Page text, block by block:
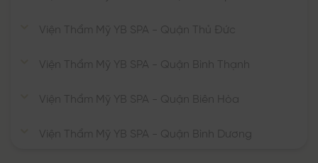
Viện Thẩm Mỹ YB SPA - Quận Thủ Đức
Viện Thẩm Mỹ YB SPA - Quận Bình Thạnh
Viện Thẩm Mỹ YB SPA - Quận Biên Hòa
Viện Thẩm Mỹ YB SPA - Quận Bình Dương